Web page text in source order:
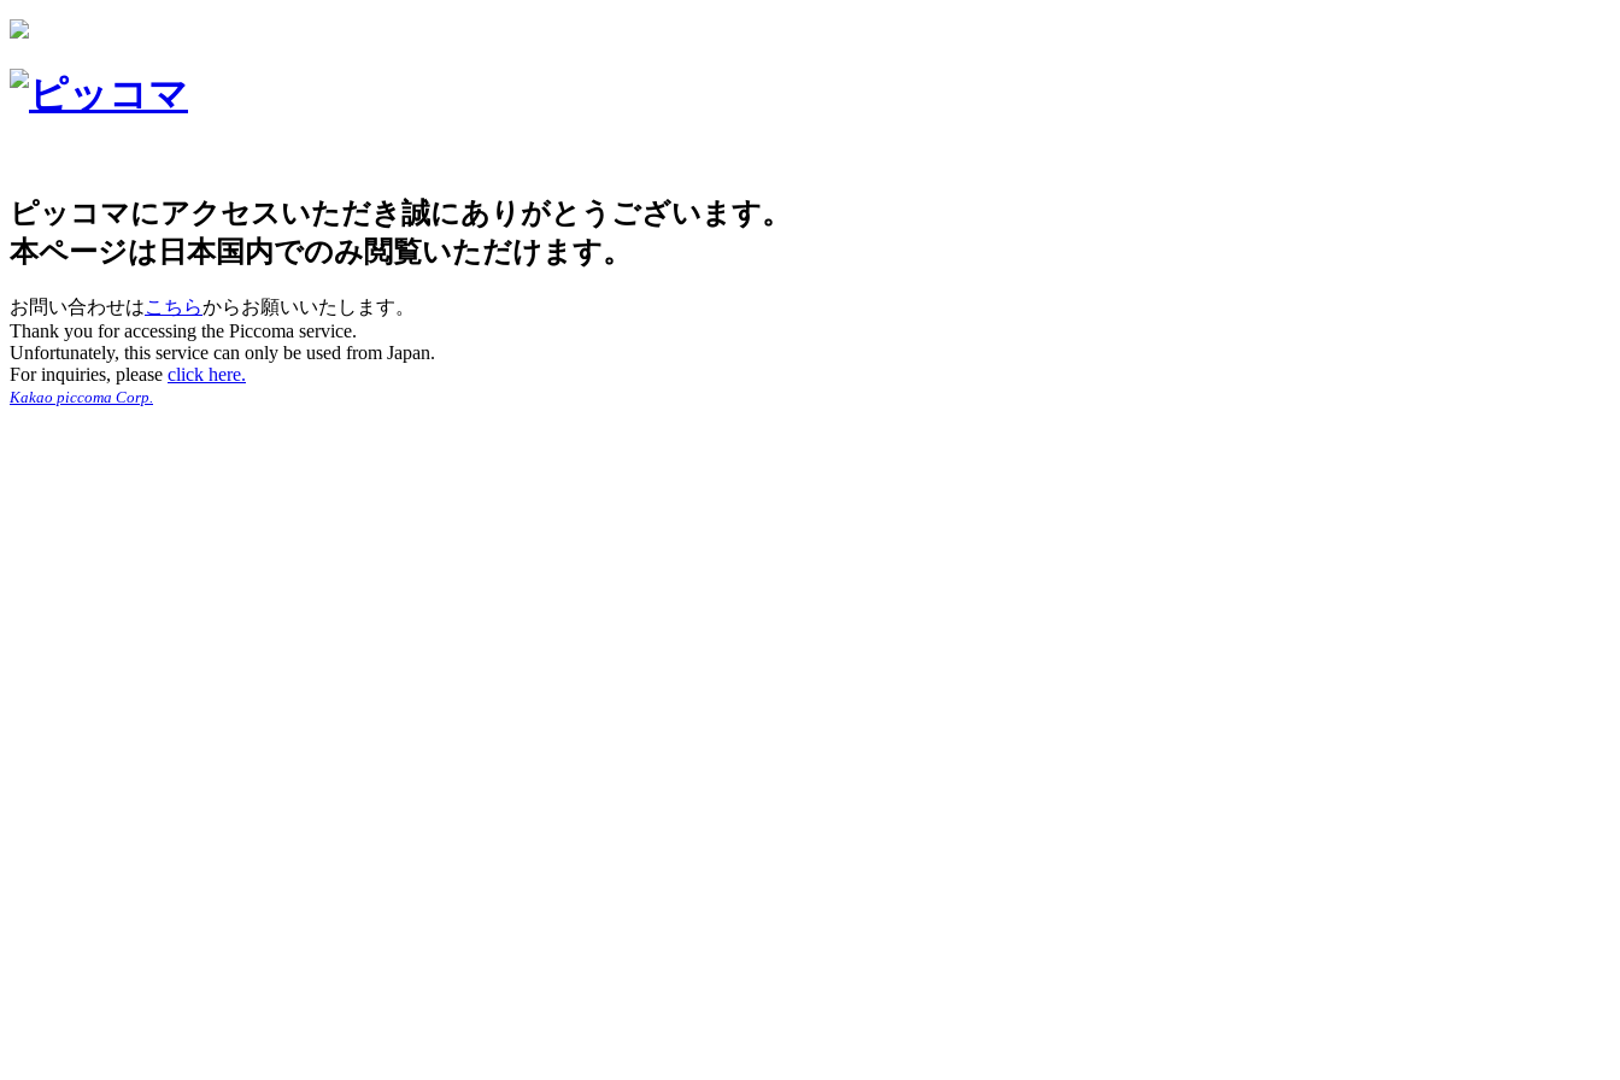
ピッコマにアクセスいただき誠にありがとうございます。
本ページは日本国内でのみ閲覧いただけます。
お問い合わせはこちらからお願いいたします。
Thank you for accessing the Piccoma service.
Unfortunately, this service can only be used from Japan.
For inquiries, please click here.
Kakao piccoma Corp.